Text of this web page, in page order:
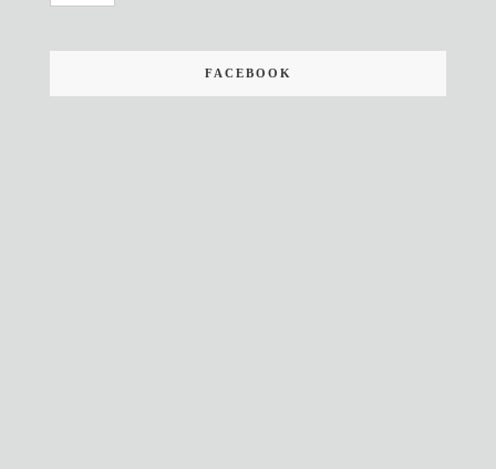
FACEBOOK